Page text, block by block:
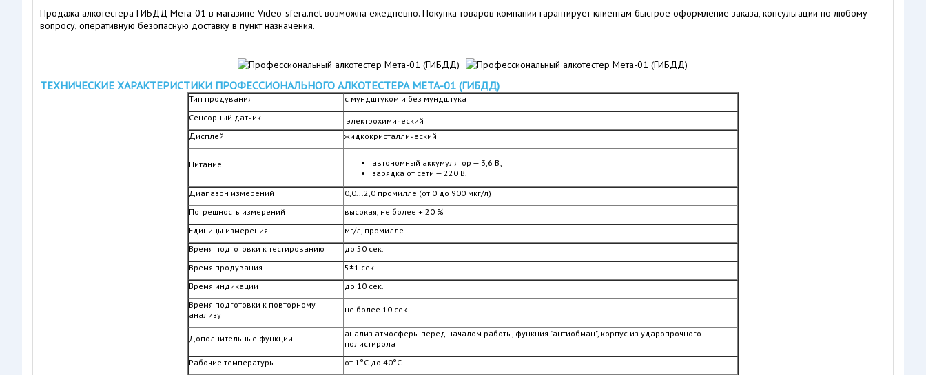
Продажа алкотестера ГИБДД Мета-01 в магазине Video-sfera.net возможна ежедневно. Покупка товаров компании гарантирует клиентам быстрое оформление заказа, консультации по любому
вопросу, оперативную безопасную доставку в пункт назначения.
ТЕХНИЧЕСКИЕ ХАРАКТЕРИСТИКИ ПРОФЕССИОНАЛЬНОГО АЛКОТЕСТЕРА МЕТА-01 (ГИБДД)
Тип продувания
с мундштуком и без мундштука
Сенсорный датчик
электрохимический
Дисплей
жидкокристаллический
Питание
автономный аккумулятор — 3,6 В;
зарядка от сети — 220 В.
Диапазон измерений
0,0...2,0 промилле (от 0 до 900 мкг/л)
Погрешность измерений
высокая, не более + 20 %
Единицы измерения
мг/л, промилле
Время подготовки к тестированию
до 50 сек.
Время продувания
5±1 сек.
Время индикации
до 10 сек.
Время подготовки к повторному
анализу
не более 10 сек.
Дополнительные функции
анализ атмосферы перед началом работы, функция "антиобман", корпус из ударопрочного
полистирола
Рабочие температуры
от 1°С до 40°С